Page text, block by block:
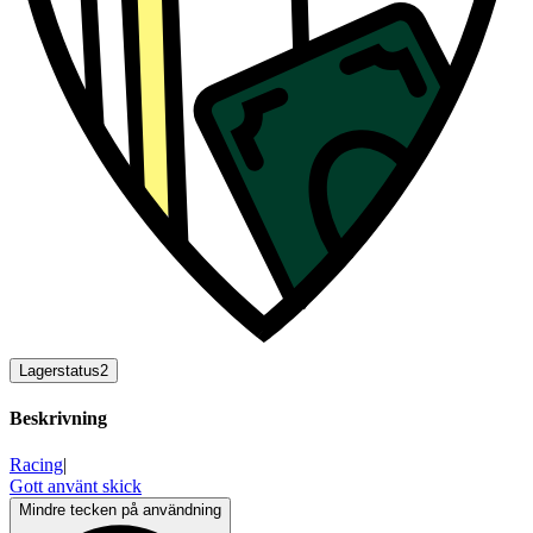
Lagerstatus2
Beskrivning
Racing|
Gott använt skick
Mindre tecken på användning